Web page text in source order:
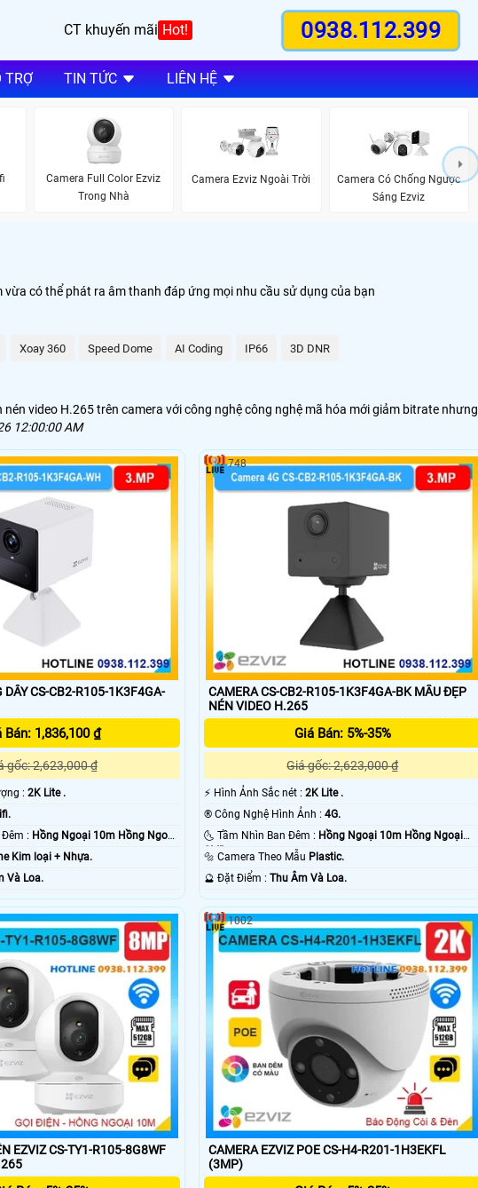
CT khuyến mãi Hot! 0938.112.399
TRỢ TIN TỨC LIÊN HỆ
Camera Full Color Ezviz
Trong Nhà
Camera Ezviz Ngoài Trời
Camera Có Chống Ngược
Sáng Ezviz
có thể phát ra âm thanh đáp ứng mọi nhu cầu sử dụng của bạn
Xoay 360 Speed Dome AI Coding IP66 3D DNR
video H.265 trên camera với công nghệ công nghệ mã hóa mới giảm bitrate nhưng
12:00:00 AM
DÂY CS-CB2-R105-1K3F4GA-
Bán: 1,836,100 ₫
gốc: 2,623,000 ₫
:2K Lite .
⭐ Khoảng Cách Ban Đêm : Hồng Ngoại 10m Hồng Ngoại
Kim loại + Nhựa.
Và Loa.
CAMERA CS-CB2-R105-1K3F4GA-BK MẪU ĐẸP
NÉN VIDEO H.265
Giá Bán: 5%-35%
Giá gốc: 2,623,000 ₫
️⚡ Hình Ảnh Sắc nét : 2K Lite .
®️ Công Nghệ Hình Ảnh : 4G.
🌜 Tầm Nhìn Ban Đêm : Hồng Ngoại 10m Hồng Ngoại
SMD.🔩 Camera Theo Mẫu Plastic.
️🔮 Đặt Điểm : Thu Âm Và Loa.
748
EZVIZ CS-TY1-R105-8G8WF
CAMERA EZVIZ POE CS-H4-R201-1H3EKFL
(3MP)
1002